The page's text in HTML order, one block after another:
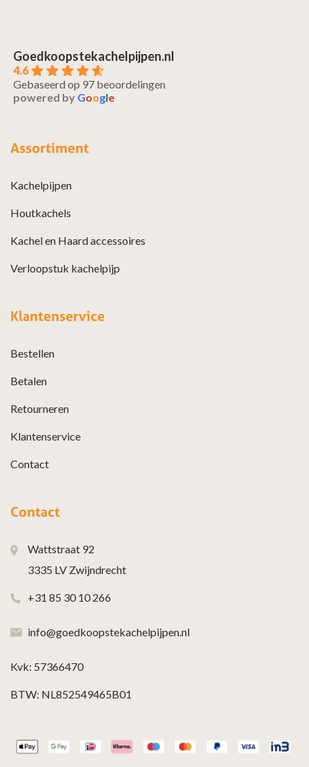
Goedkoopstekachelpijpen.nl
4.6
Gebaseerd op 97 beoordelingen
powered by Google
Assortiment
Kachelpijpen
Houtkachels
Kachel en Haard accessoires
Verloopstuk kachelpijp
Klantenservice
Bestellen
Betalen
Retourneren
Klantenservice
Contact
Contact
Wattstraat 92
3335 LV Zwijndrecht
+31 85 30 10 266
info@goedkoopstekachelpijpen.nl
Kvk: 57366470
BTW: NL852549465B01